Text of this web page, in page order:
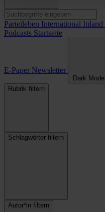
Parteileben International Inland
Podcasts Startseite
E-Paper Newsletter
Dark Mode
Rubrik filtern
Schlagwörter filtern
Autor*in filtern